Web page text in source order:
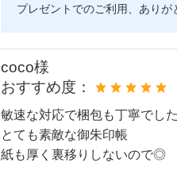
プレゼントでのご利用、ありが
coco様
おすすめ度：
敏速な対応で梱包も丁寧でした
とても素敵な御朱印帳
紙も厚く裏移りしないので◎